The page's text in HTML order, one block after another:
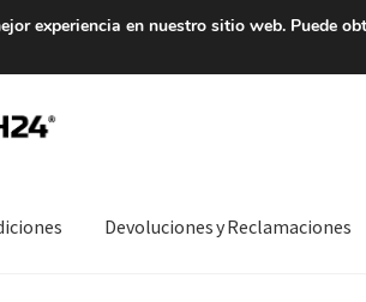
desde 7 EUR
Devoluciones y Reclamaciones
experiencia en nuestro sitio web. Puede